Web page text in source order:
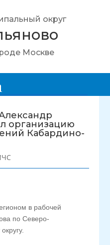
округ
Москве
организацию
Кабардино-
в рабочей
по Северо-